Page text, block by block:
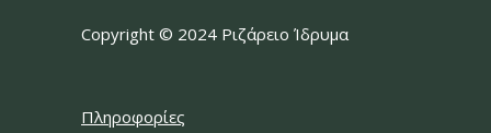
Copyright © 2024 Ριζάρειο Ίδρυμα
Πληροφορίες